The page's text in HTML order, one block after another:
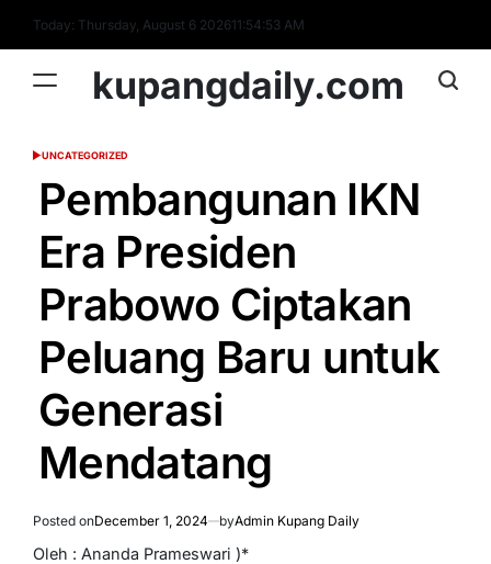
content
Today: Thursday, August 6 202611:54:54 AM
kupangdaily.com
POSTED
UNCATEGORIZED
Pembangunan IKN
Era Presiden
Prabowo Ciptakan
Peluang Baru untuk
Generasi
Mendatang
Posted onDecember 1, 2024 byAdmin Kupang Daily
Oleh : Ananda Prameswari )*